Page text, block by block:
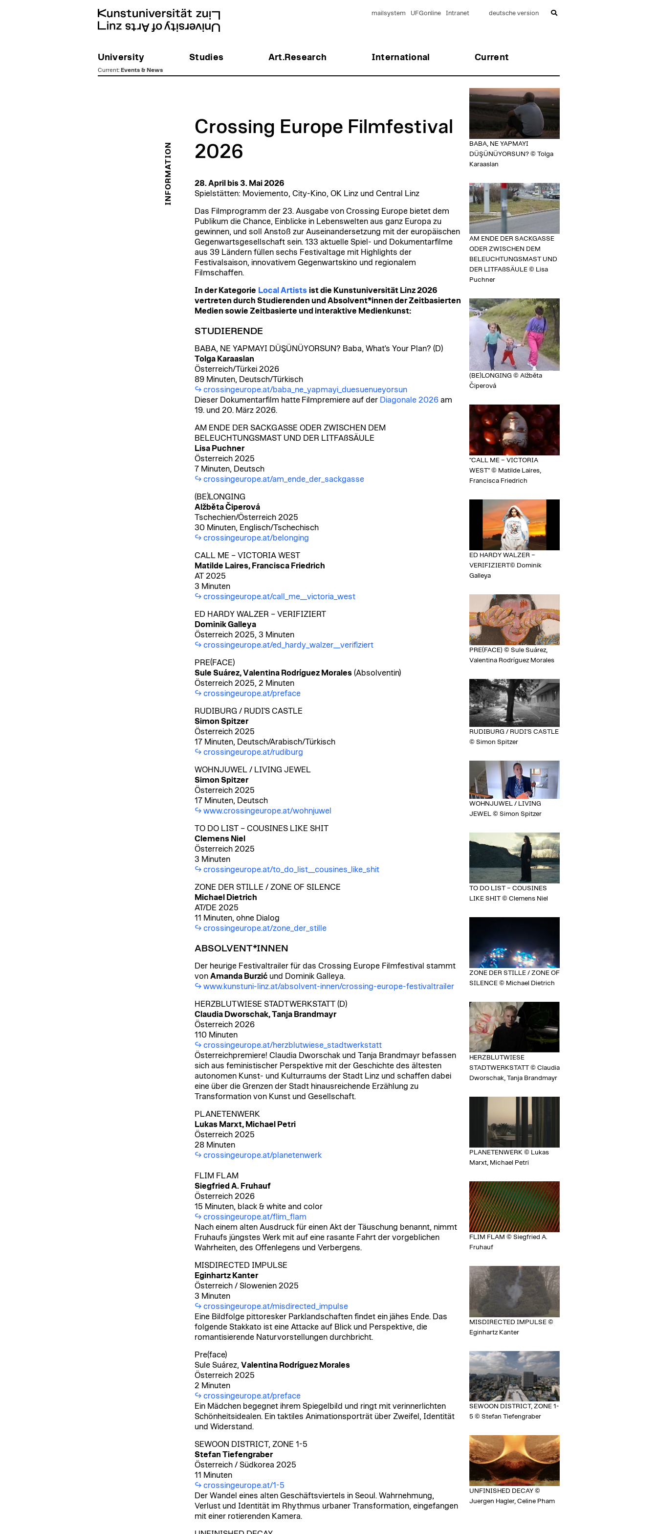
University Studies Art.Research International Current
mailsystem UFGonline Intranet deutsche version
Current: Events & News
INFORMATION
Crossing Europe Filmfestival
2026
28. April bis 3. Mai 2026
Spielstätten: Moviemento, City-Kino, OK Linz und Central Linz
Das Filmprogramm der 23. Ausgabe von Crossing Europe bietet dem
Publikum die Chance, Einblicke in Lebenswelten aus ganz Europa zu
gewinnen, und soll Anstoß zur Auseinandersetzung mit der europäischen
Gegenwartsgesellschaft sein. 133 aktuelle Spiel- und Dokumentarfilme
aus 39 Ländern füllen sechs Festivaltage mit Highlights der
Festivalsaison, innovativem Gegenwartskino und regionalem
Filmschaffen.
In der Kategorie Local Artists ist die Kunstuniversität Linz 2026
vertreten durch Studierenden und Absolvent*innen der Zeitbasierten
Medien sowie Zeitbasierte und interaktive Medienkunst:
STUDIERENDE
BABA, NE YAPMAYI DÜŞÜNÜYORSUN? Baba, What's Your Plan? (D)
Tolga Karaaslan
Österreich/Türkei 2026
89 Minuten, Deutsch/Türkisch
crossingeurope.at/baba_ne_yapmayi_duesuenueyorsun
Dieser Dokumentarfilm hatte Filmpremiere auf der Diagonale 2026am
19. und 20. März 2026.
AM ENDE DER SACKGASSE ODER ZWISCHEN DEM
BELEUCHTUNGSMAST UND DER LITFAßSÄULE
Lisa Puchner
Österreich 2025
7 Minuten, Deutsch
crossingeurope.at/am_ende_der_sackgasse
(BE)LONGING
Alžběta Čiperová
Tschechien/Österreich 2025
30 Minuten, Englisch/Tschechisch
crossingeurope.at/belonging
CALL ME – VICTORIA WEST
Matilde Laires, Francisca Friedrich
AT 2025
3 Minuten
crossingeurope.at/call_me__victoria_west
ED HARDY WALZER – VERIFIZIERT
Dominik Galleya
Österreich 2025, 3 Minuten
crossingeurope.at/ed_hardy_walzer__verifiziert
PRE(FACE)
Sule Suárez, Valentina Rodríguez Morales(Absolventin)
Österreich 2025, 2 Minuten
crossingeurope.at/preface
RUDIBURG / RUDI'S CASTLE
Simon Spitzer
Österreich 2025
17 Minuten, Deutsch/Arabisch/Türkisch
crossingeurope.at/rudiburg
WOHNJUWEL / LIVING JEWEL
Simon Spitzer
Österreich 2025
17 Minuten, Deutsch
www.crossingeurope.at/wohnjuwel
TO DO LIST – COUSINES LIKE SHIT
Clemens Niel
Österreich 2025
3 Minuten
crossingeurope.at/to_do_list__cousines_like_shit
ZONE DER STILLE / ZONE OF SILENCE
Michael Dietrich
AT/DE 2025
11 Minuten, ohne Dialog
crossingeurope.at/zone_der_stille
ABSOLVENT*INNEN
Der heurige Festivaltrailer für das Crossing Europe Filmfestival stammt
von Amanda Burzić und Dominik Galleya.
www.kunstuni-linz.at/absolvent-innen/crossing-europe-festivaltrailer
HERZBLUTWIESE STADTWERKSTATT (D)
Claudia Dworschak, Tanja Brandmayr
Österreich 2026
110 Minuten
crossingeurope.at/herzblutwiese_stadtwerkstatt
Österreichpremiere! Claudia Dworschak und Tanja Brandmayr befassen
sich aus feministischer Perspektive mit der Geschichte des ältesten
autonomen Kunst- und Kulturraums der Stadt Linz und schaffen dabei
eine über die Grenzen der Stadt hinausreichende Erzählung zu
Transformation von Kunst und Gesellschaft.
PLANETENWERK
Lukas Marxt, Michael Petri
Österreich 2025
28 Minuten
crossingeurope.at/planetenwerk
FLIM FLAM
Siegfried A. Fruhauf
Österreich 2026
15 Minuten, black & white and color
crossingeurope.at/flim_flam
Nach einem alten Ausdruck für einen Akt der Täuschung benannt, nimmt
Fruhaufs jüngstes Werk mit auf eine rasante Fahrt der vorgeblichen
Wahrheiten, des Offenlegens und Verbergens.
MISDIRECTED IMPULSE
Eginhartz Kanter
Österreich / Slowenien 2025
3 Minuten
crossingeurope.at/misdirected_impulse
Eine Bildfolge pittoresker Parklandschaften findet ein jähes Ende. Das
folgende Stakkato ist eine Attacke auf Blick und Perspektive, die
romantisierende Naturvorstellungen durchbricht.
Pre(face)
Sule Suárez, Valentina Rodríguez Morales
Österreich 2025
2 Minuten
crossingeurope.at/preface
Ein Mädchen begegnet ihrem Spiegelbild und ringt mit verinnerlichten
Schönheitsidealen. Ein taktiles Animationsporträt über Zweifel, Identität
und Widerstand.
SEWOON DISTRICT, ZONE 1-5
Stefan Tiefengraber
Österreich / Südkorea 2025
11 Minuten
crossingeurope.at/1-5
Der Wandel eines alten Geschäftsviertels in Seoul. Wahrnehmung,
Verlust und Identität im Rhythmus urbaner Transformation, eingefangen
mit einer rotierenden Kamera.
BABA, NE YAPMAYI
DÜŞÜNÜYORSUN? © Tolga
Karaaslan
AM ENDE DER SACKGASSE
ODER ZWISCHEN DEM
BELEUCHTUNGSMAST UND
DER LITFAßSÄULE © Lisa
Puchner
(BE)LONGING © Alžběta
Čiperová
"CALL ME – VICTORIA
WEST" © Matilde Laires,
Francisca Friedrich
ED HARDY WALZER –
VERIFIZIERT© Dominik
Galleya
PRE(FACE) © Sule Suárez,
Valentina Rodríguez Morales
RUDIBURG / RUDI'S CASTLE
© Simon Spitzer
WOHNJUWEL / LIVING
JEWEL © Simon Spitzer
TO DO LIST – COUSINES
LIKE SHIT © Clemens Niel
ZONE DER STILLE / ZONE OF
SILENCE © Michael Dietrich
HERZBLUTWIESE
STADTWERKSTATT © Claudia
Dworschak, Tanja Brandmayr
PLANETENWERK © Lukas
Marxt, Michael Petri
FLIM FLAM © Siegfried A.
Fruhauf
MISDIRECTED IMPULSE ©
Eginhartz Kanter
SEWOON DISTRICT, ZONE 1-
5 © Stefan Tiefengraber
UNFINISHED DECAY ©
Juergen Hagler, Celine Pham